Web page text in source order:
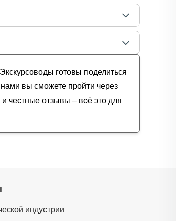
готовы поделиться
нами вы сможете пройти через
честные отзывы – всё это для
индустрии